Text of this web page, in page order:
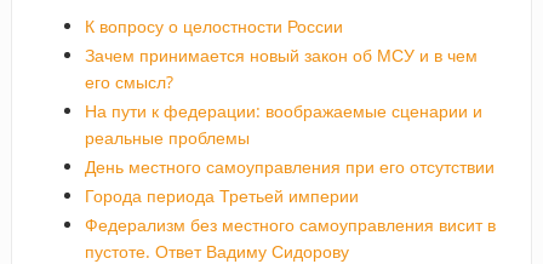
К вопросу о целостности России
Зачем принимается новый закон об МСУ и в чем
его смысл?
На пути к федерации: воображаемые сценарии и
реальные проблемы
День местного самоуправления при его отсутствии
Города периода Третьей империи
Федерализм без местного самоуправления висит в
пустоте. Ответ Вадиму Сидорову